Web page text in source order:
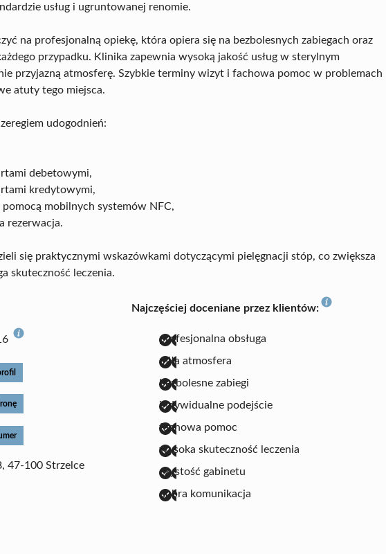
usług i ugruntowanej renomie.
na profesjonalną opiekę, która opiera się na bezbolesnych zabiegach oraz
przypadku. Klinika zapewnia wysoką jakość usług w sterylnym
przyjazną atmosferę. Szybkie terminy wizyt i fachowa pomoc w problemach
atuty tego miejsca.
udogodnień:
debetowymi,
kredytowymi,
pomocą mobilnych systemów NFC,
rezerwacja.
się praktycznymi wskazówkami dotyczącymi pielęgnacji stóp, co zwiększa
skuteczność leczenia.
47-100 Strzelce
Najczęściej doceniane przez klientów:
profesjonalna obsługa
miła atmosfera
bezbolesne zabiegi
indywidualne podejście
fachowa pomoc
wysoka skuteczność leczenia
czystość gabinetu
dobra komunikacja